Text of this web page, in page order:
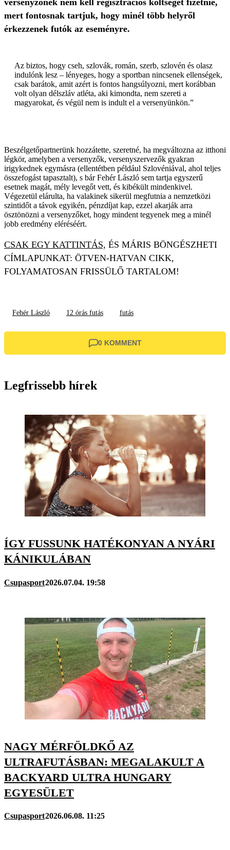
versenyzőnek nem kell regisztrációs költséget fizetnie,
mert fontosnak tartjuk, hogy minél több helyről
érkezzenek futók az eseményre.
Az biztos, hogy cseh, szlovák, román, szerb, szlovén és olasz
indulónk lesz – lényeges, hogy a sportban nincsenek ellenségek,
csak barátok, amit azért is fontos hangsúlyozni, mert korábban
volt olyan délszláv atléta, aki kimondta, nem szereti a
magyarokat, és végül nem is indult el a versenyünkön.”
Beszélgetőpartnerünk hozzátette, szeretné, ha megváltozna az itthoni
légkör, amelyben a versenyzők, versenyszervezők gyakran
irigykednek egymásra (ellentétben például Szlovéniával, ahol teljes
összefogást tapasztalt), s bár Fehér László sem tartja egyszerű
esetnek magát, mély levegőt vett, és kibékült mindenkivel.
Végezetül elárulta, ha valakinek sikerül megfutnia a nemzetközi
szintidőt a távok egyikén, pénzdíjat kap, ezzel akarják arra
ösztönözni a versenyzőket, hogy mindent tegyenek meg a minél
jobb eredmény eléréséért.
CSAK EGY KATTINTÁS, ÉS MÁRIS BÖNGÉSZHETI
CÍMLAPUNKAT: ÖTVEN-HATVAN CIKK,
FOLYAMATOSAN FRISSÜLŐ TARTALOM!
Fehér László 12 órás futás futás
0 KOMMENT
Legfrissebb hírek
ÍGY FUSSUNK HATÉKONYAN A NYÁRI
KÁNIKULÁBAN
Csupasport2026.07.04. 19:58
NAGY MÉRFÖLDKŐ AZ
ULTRAFUTÁSBAN: MEGALAKULT A
BACKYARD ULTRA HUNGARY
EGYESÜLET
Csupasport2026.06.08. 11:25